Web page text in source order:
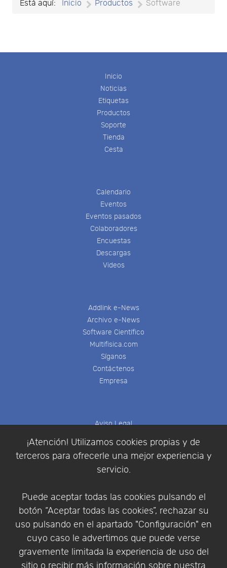
¡Atención! Utilizamos cookies propias y de
terceros para ofrecerle una mejor experiencia y
servicio.
Puede aceptar todas las cookies pulsando el
botón “Aceptar todas las cookies”, rechazar su
uso pulsando en el apartado "Configuración" en
cuyo caso le advertimos que puede verse
gravemente limitada la experiencia de uso del
sitio o recibir más información sobre nuestra
Está aquí: Inicio Productos Software
Inicio
Noticias
Etiquetas
Productos
Soporte
Tienda
Cesta
Calendario
Eventos
Eventos pasados
Colaboradores
Encuestas
Descargas
Videos
Addlink e-News
Archivo e-News
Software Científico
Multifisica.com
Síganos
Contáctenos
Empresa
Aviso Legal
Política de Privacidad
Condiciones de compra
Identificarse
Empresa|Aviso Legal| Política de Privacidad |
Política de Cookies